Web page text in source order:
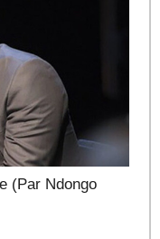
(Par Ndongo